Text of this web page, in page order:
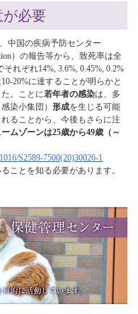
必要
中国の疾病予防センター
）の報告等から、致死率は全
れぞれ14%, 3.6%, 0.45%, 0.2%
20%に達することが明らかと
。ことに若年者の感染は、多
感染小集団） 形成を生じる可能
ることから、今後もさらに注
ムゾーンは25歳から49歳（～
S2589-7500(20)30026-1
ことを知る必要があります。